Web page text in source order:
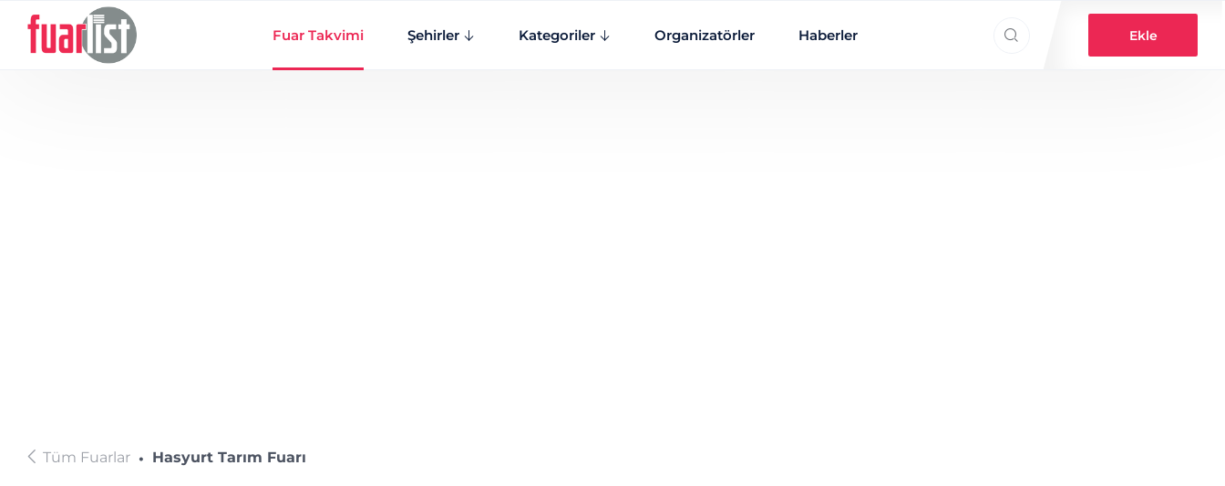
Skip to main content
Fuar Takvimi
Şehirler Kategoriler Organizatörler Haberler Ekle
Search everything...
Tüm Fuarlar Hasyurt Tarım Fuarı